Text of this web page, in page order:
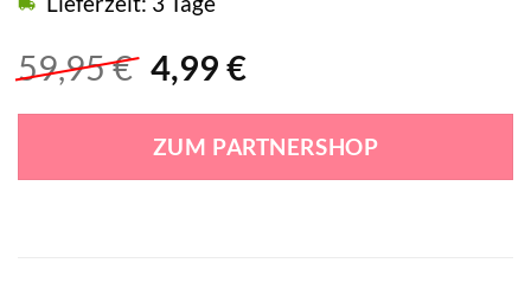
59,95€ Ursprünglicher
war:
59,95 €
4,99 €Aktueller
ist:
4,99 €.
ZUM PARTNERSHOP